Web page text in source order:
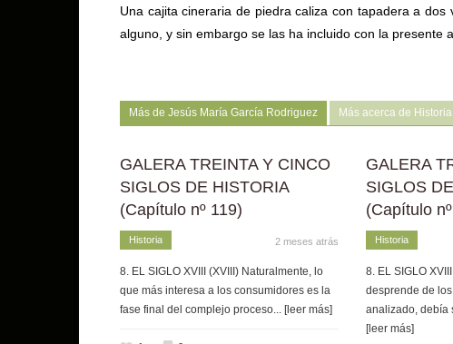
Una cajita cineraria de piedra caliza con tapadera a
alguno, y sin embargo se las ha incluido con la presente
Más de Jesús María García Rodriguez Más acerca de Historia
GALERA TREINTA Y CINCO
SIGLOS DE HISTORIA
(Capítulo nº 119)
Historia 2 meses atrás
8. EL SIGLO XVIII (XVIII) Naturalmente, lo
que más interesa a los consumidores es la
fase final del complejo proceso ... [leer más]
GALERA
SIGLOS
(Capítulo
Historia
8. EL SIGLO
desprende de
analizado, debía
[leer más]